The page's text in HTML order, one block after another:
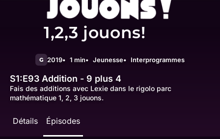
1,2,3 jouons!
G 2019 1 min Jeunesse Interprogrammes
S1:E93 Addition - 9 plus 4
Fais des additions avec Lexie dans le rigolo parc
mathématique 1, 2, 3 jouons.
Détails Épisodes